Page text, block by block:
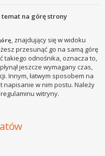
temat na górę strony
, znajdujący się w widoku
przesunąć go na samą górę
takiego odnośnika, oznacza to,
jeszcze wymagany czas,
Innym, łatwym sposobem na
napisanie w nim postu. Należy
witryny.